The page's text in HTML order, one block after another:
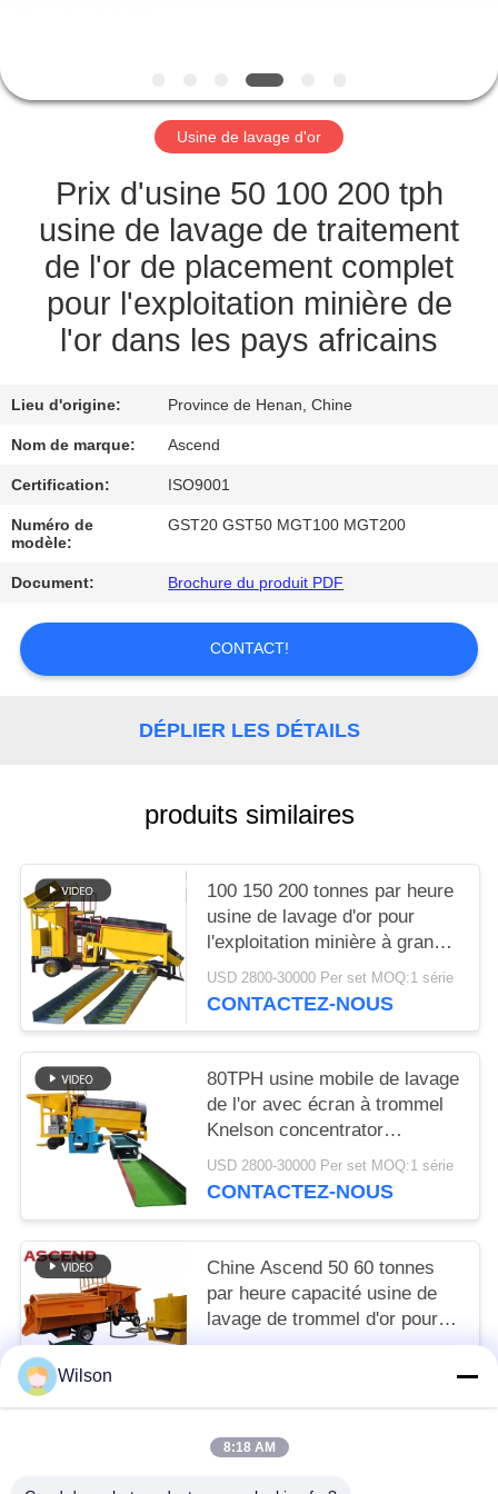
DE
CONTACTEZ-
NOUS
DEMANDEZ
UNE
PLAN
DU
SITE
POLITIQUE
DE
CONFIDENTIALITÉ
Usine de lavage d'or
Prix d'usine 50 100 200 tph
usine de lavage de traitement
de l'or de placement complet
pour l'exploitation minière de
l'or dans les pays africains
Lieu d'origine: Province de Henan, Chine
Nom de marque: Ascend
Certification: ISO9001
Numéro de
modèle:
GST20 GST50 MGT100 MGT200
Document: Brochure du produit PDF
CONTACT!
DÉPLIER LES DÉTAILS
produits similaires
100 150 200 tonnes par heure
usine de lavage d'or pour
l'exploitation minière à grande
échelle en Egypte Afrique du
Sud
USD 2800-30000 Per set MOQ:1 série
CONTACTEZ-NOUS
80TPH usine mobile de lavage
de l'or avec écran à trommel
Knelson concentrator
centrifugeur d'or et tuyau de
serrure
USD 2800-30000 Per set MOQ:1 série
CONTACTEZ-NOUS
Chine Ascend 50 60 tonnes
par heure capacité usine de
lavage de trommel d'or pour la
récupération de l'or alluvial en
Wilson
8:18 AM